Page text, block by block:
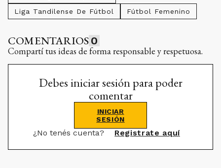
Liga Tandilense De Fútbol
Fútbol Femenino
COMENTARIOS 0
Compartí tus ideas de forma responsable y respetuosa.
Debes iniciar sesión para poder
comentar
INICIAR
SESIÓN
¿No tenés cuenta? Registrate aquí